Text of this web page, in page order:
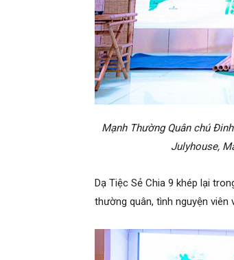
Mạnh Thường Quân chú
Julyhouse,
Dạ Tiệc Sẻ Chia 9 khép lại
thường quân, tình nguyện